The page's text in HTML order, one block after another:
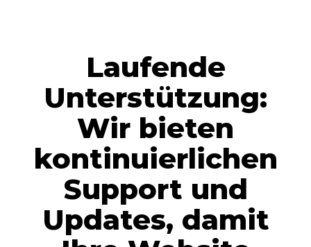
Laufende
Unterstützung:
Wir bieten
kontinuierlichen
Support und
Updates, damit